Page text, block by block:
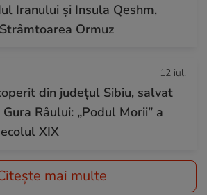
Iranului și Insula Qeshm,
Ormuz
12 iul.
din județul Sibiu, salvat
Râului: „Podul Morii” a
XIX
mai multe